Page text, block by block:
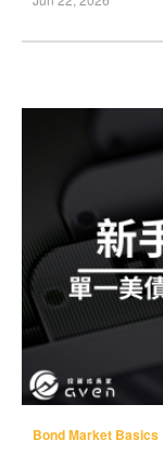
Bond Market Basics